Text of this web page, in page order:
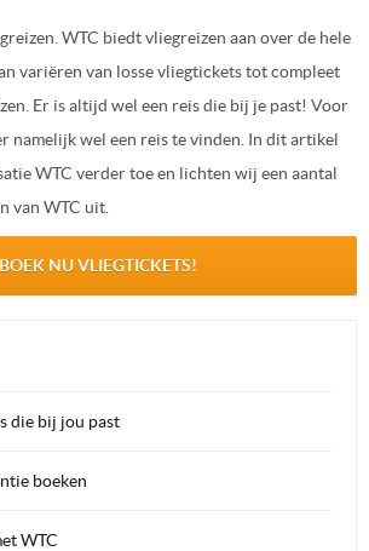
WTC biedt vliegreizen aan over de hele
variëren van losse vliegtickets tot compleet
Er is altijd wel een reis die bij je past! Voor
namelijk wel een reis te vinden. In dit artikel
WTC verder toe en lichten wij een aantal
van WTC uit.
BOEK NU VLIEGTICKETS!
die bij jou past
boeken
WTC